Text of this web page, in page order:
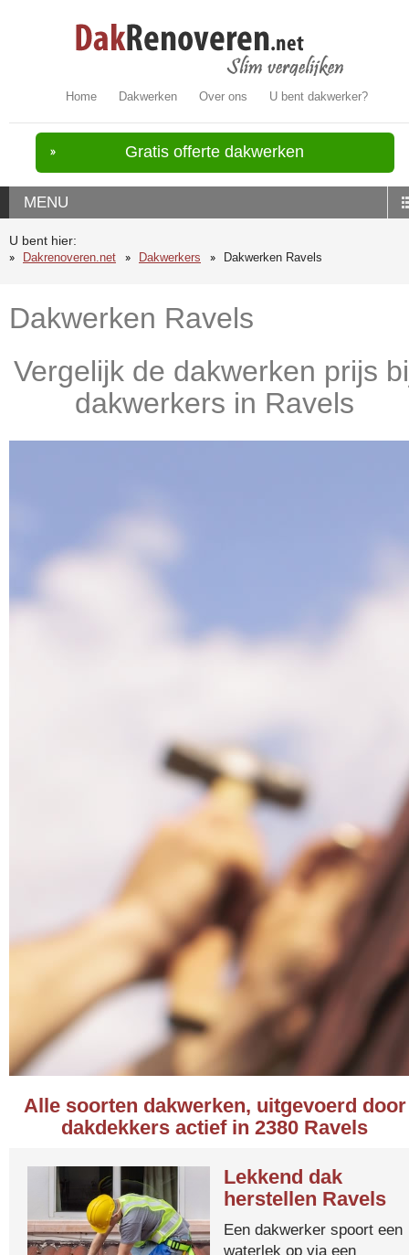
Home Dakwerken Over ons U bent dakwerker?
Gratis offerte dakwerken
MENU
U bent hier:
Dakrenoveren.net
Dakwerkers Dakwerken Ravels
Dakwerken Ravels
Vergelijk de dakwerken prijs
dakwerkers in Ravels
Alle soorten dakwerken, uitgevoerd door
dakdekkers actief in 2380 Ravels
Lekkend dak
herstellen Ravels
Een dakwerker spoort een
waterlek op via een